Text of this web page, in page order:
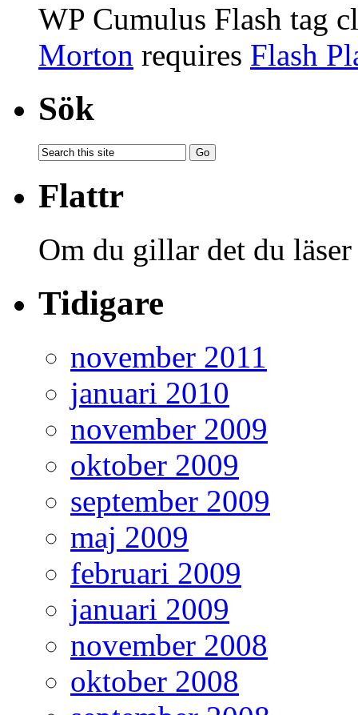
WP Cumulus Flash tag
Morton requires Flash
Sök
Flattr
Om du gillar det du
Tidigare
november 2011
januari 2010
november 2009
oktober 2009
september 2009
maj 2009
februari 2009
januari 2009
november 2008
oktober 2008